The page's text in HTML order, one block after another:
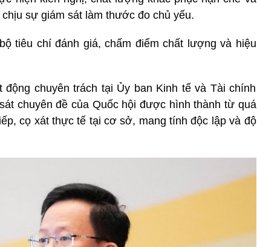
sự giám sát làm thước đo chủ yếu.
tiêu chí đánh giá, chấm điểm chất lượng và hiệu
chuyên trách tại Ủy ban Kinh tế và Tài chính
chuyên đề của Quốc hội được hình thành từ quá
cọ xát thực tế tại cơ sở, mang tính độc lập và độ